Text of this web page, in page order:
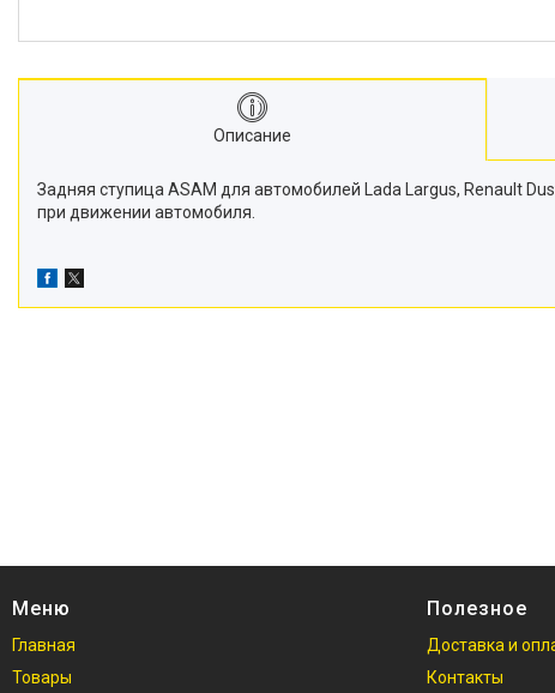
Описание
Задняя ступица ASAM для автомобилей Lada Largus, Renault
при движении автомобиля.
Меню
Главная
Товары
Полезное
Доставка и
Контакты